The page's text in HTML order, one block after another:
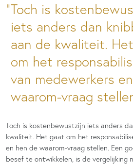
Toch is
iets anders dan
aan de kwaliteit.
om het
van medewerkers
waarom-vraag
Toch is kostenbewustzijn iets anders
kwaliteit. Het gaat om het
en hen de waarom-vraag stellen. Een
besef te ontwikkelen, is de vergelijking